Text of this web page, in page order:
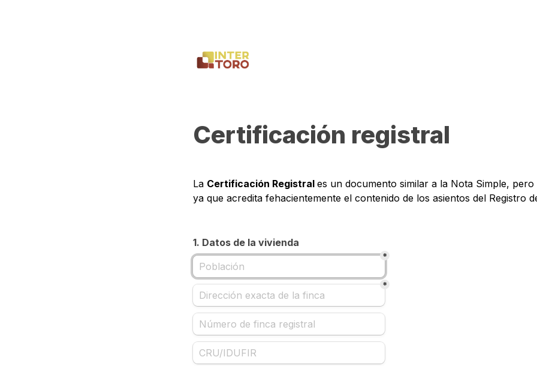
Certificación registral
La Certificación Registral es un documento similar a la Nota Simple,
ya que acredita fehacientemente el contenido de los asientos del Registro
1. Datos de la vivienda
*
*